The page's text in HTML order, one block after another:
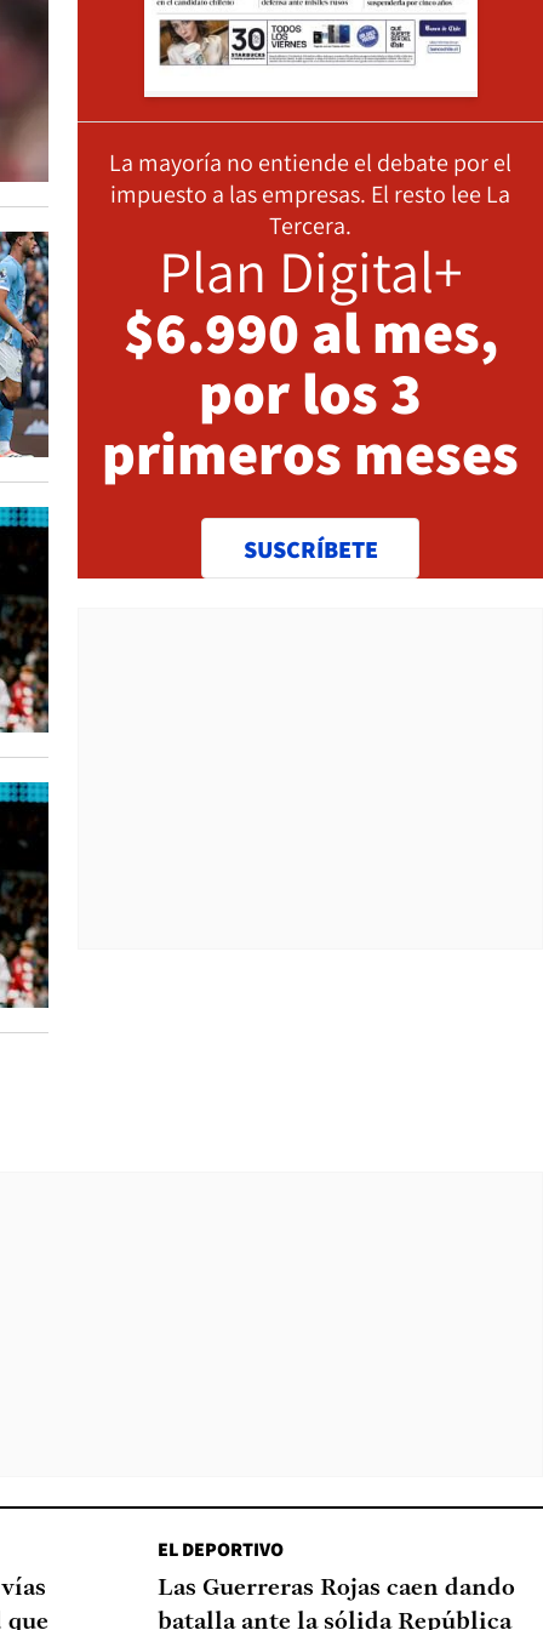
La mayoría no entiende el debate por el
impuesto a las empresas. El resto lee La
Tercera.
Plan Digital+
$6.990 al mes,
por los 3
primeros meses
SUSCRÍBETE
que
EL DEPORTIVO
Las Guerreras Rojas caen dando
batalla ante la sólida República